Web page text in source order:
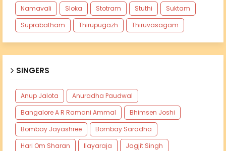
Namavali
Sloka Stotram Stuthi
Suktam
Suprabatham
Thirupugazh Thiruvasagam
SINGERS
Anup Jalota
Anuradha Paudwal
Bangalore A R Ramani Ammal
Bhimsen Joshi
Bombay Jayashree
Bombay Saradha
Hari Om Sharan
Ilayaraja
Jagjit Singh